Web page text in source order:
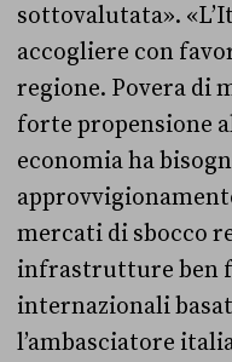
sottovalutata».
accogliere con
regione. Povera di
forte propensione
economia ha
mercati di sbocco
infrastrutture ben
internazionali
l’ambasciatore